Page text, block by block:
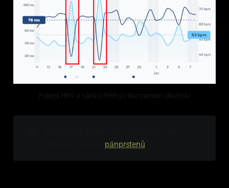
Pokles HRV a nárůst RHR po konzumaci alkoholu
pánprstenů